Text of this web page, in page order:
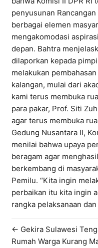
penyusunan
berbagai elemen
mengakomodasi
depan. Bahtra
dilaporkan kepada
melakukan
kalangan, mulai dari
kami terus membuka
para pakar, Prof. Siti
agar terus membuka
Gedung Nusantara II,
menilai bahwa upaya
beragam agar
berkembang di
Pemilu. “Kita ingin
perbaikan itu kita ingin
rangka pelaksanaan
← Gekira Sulawesi
Rumah Warga Kurang